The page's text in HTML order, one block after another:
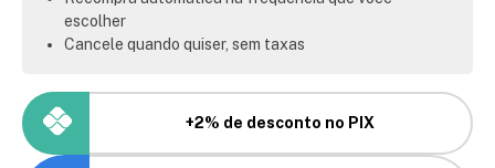
escolher
Cancele quando quiser, sem taxas
+2% de desconto no PIX